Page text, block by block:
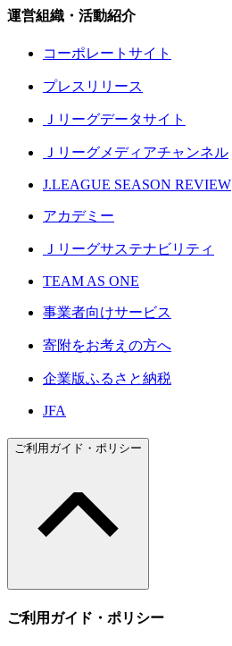
運営組織・活動紹介
コーポレートサイト
プレスリリース
Ｊリーグデータサイト
Ｊリーグメディアチャンネル
J.LEAGUE SEASON REVIEW
アカデミー
Ｊリーグサステナビリティ
TEAM AS ONE
事業者向けサービス
寄附をお考えの方へ
企業版ふるさと納税
JFA
ご利用ガイド・ポリシー
ご利用ガイド・ポリシー